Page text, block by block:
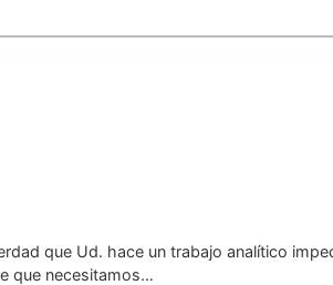
que Ud. hace un trabajo analítico
que necesitamos…